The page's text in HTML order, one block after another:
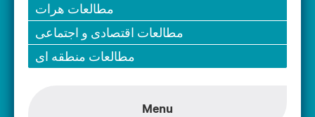
مطالعات هرات
مطالعات اقتصادی و اجتماعی
مطالعات منطقه ای
Menu